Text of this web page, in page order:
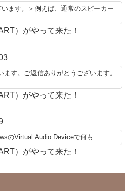
ます。＞例えば、通常のスピーカー
）がやって来た！
す。ご返信ありがとうございます。
）がやって来た！
のVirtual Audio Deviceで何も...
）がやって来た！